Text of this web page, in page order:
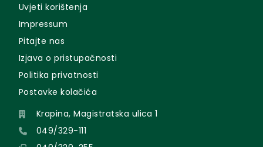
Uvjeti korištenja
Impressum
Pitajte nas
Izjava o pristupačnosti
Politika privatnosti
Postavke kolačića
Krapina, Magistratska ulica 1
049/329-111